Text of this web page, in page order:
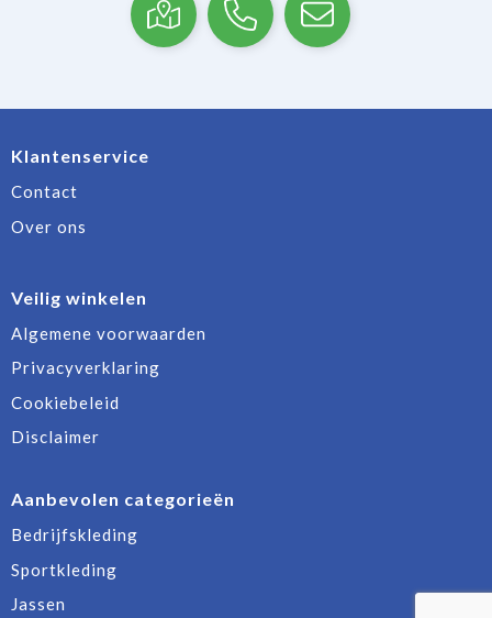
Klantenservice
Contact
Over ons
Veilig winkelen
Algemene voorwaarden
Privacyverklaring
Cookiebeleid
Disclaimer
Aanbevolen categorieën
Bedrijfskleding
Sportkleding
Jassen